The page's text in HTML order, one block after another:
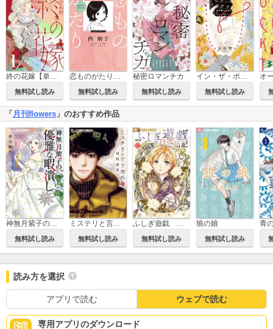
終の花嫁【単話】
無料試し読み
恋ものがたり～愛の先にあるもの～
無料試し読み
秘密ロマンチカ
無料試し読み
イン・ザ・ポケット 谷和野よみきり集
無料試し読み
「 月刊flowers 」のおすすめ作品
神無月紫子の優雅な暇潰し
無料試し読み
ミステリと言う勿れ
無料試し読み
ふしぎ遊戯 白虎仙記
無料試し読み
狼の娘
無料試し読み
青
読み方を選択
アプリで読む ウェブで読む
専用アプリのダウンロード